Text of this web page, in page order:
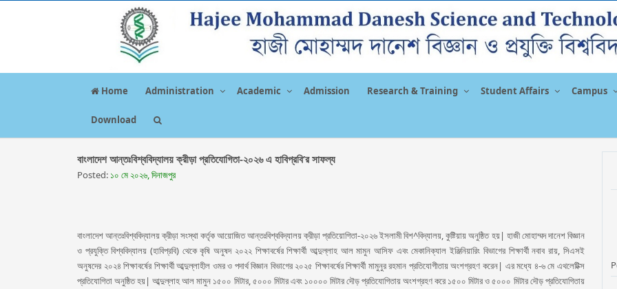
Home Administration Academic Admission Research & Training Student Affairs Campus
Download
বাংলাদেশ আন্তঃবিশ্ববিদ্যালয় ক্রীড়া প্রতিযোগিতা-২০২৬ এ হাবিপ্রবি’র সাফল্য
Posted: ১০ মে ২০২৬, দিনাজপুর
বাংলাদেশ আন্তঃবিশ্ববিদ্যালয় ক্রীড়া সংস্থা কর্তৃক আয়োজিত আন্তঃবিশ্ববিদ্যালয় ক্রীড়া প্রতিয়োগিতা-২০২৬ ইসলামী বিশ^বিদ্যালয়, কুষ্টিয়ায় অনুষ্ঠিত হয়| হাজী মোহাম্মদ দানেশ বিজ্ঞান
ও প্রযুক্তি বিশ্ববিদ্যালয় (হাবিপ্রবি) থেকে কৃষি অনুষদ ২০২২ শিক্ষাবর্ষের শিক্ষার্থী আব্দুল্লাহ আল মামুন আসিফ এবং মেকানিক্যাল ইঞ্জিনিয়ারিং বিভাগের শিক্ষার্থী নবাব রায়, সিএসই
অনুষদের ২০২৪ শিক্ষাবর্ষের শিক্ষার্থী আব্দুল্লাহীল ওমর ও পদার্থ বিজ্ঞান বিভাগের ২০২৫ শিক্ষাবর্ষের শিক্ষার্থী মামুনুর রহমান প্রতিযোগীতায় অংশগ্রহণ করেন| এর মধ্যে ৪-৬ মে এথলেটিক্স
প্রতিযোগিতা অনুষ্ঠিত হয়| আব্দুল্লাহ আল মামুন ১৫০০ মিটার, ৫০০০ মিটার এবং ১০০০০ মিটার দৌড় প্রতিযোগিতায় অংশগ্রহণ করে ১৫০০ মিটার ও ৫০০০ মিটার দৌড় প্রতিযোগিতায়